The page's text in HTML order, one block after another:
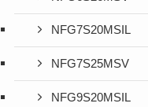
NFG7S20MSIL
NFG7S25MSV
NFG9S20MSIL